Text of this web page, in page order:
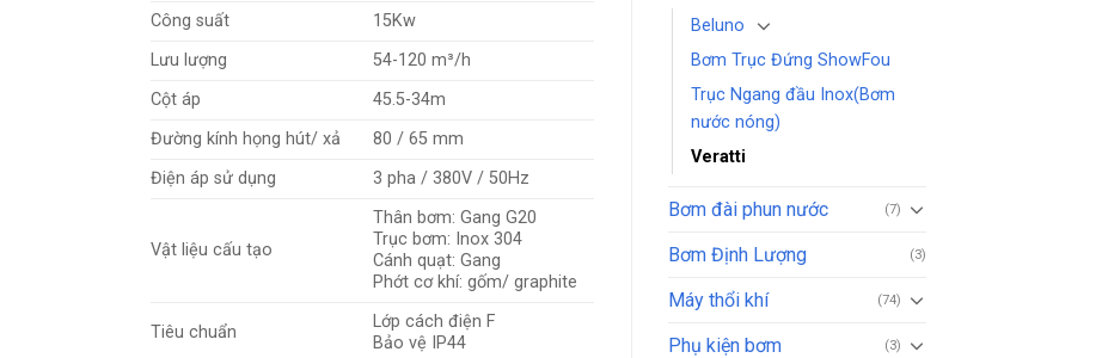
Công suất
15Kw
Lưu lượng
54-120 m³/h
Cột áp
45.5-34m
Đường kính họng hút/ xả
80 / 65 mm
Điện áp sử dụng
3 pha / 380V / 50Hz
Vật liệu cấu tạo
Thân bơm: Gang G20
Trục bơm: Inox 304
Cánh quạt: Gang
Phớt cơ khí: gốm/ graphite
Tiêu chuẩn
Lớp cách điện F
Bảo vệ IP44
Beluno
Bơm Trục Đứng ShowFou
Trục Ngang đầu Inox(Bơm
nước nóng)
Veratti
Bơm đài phun nước (7)
Bơm Định Lượng (3)
Máy thổi khí (74)
Phụ kiện bơm (3)